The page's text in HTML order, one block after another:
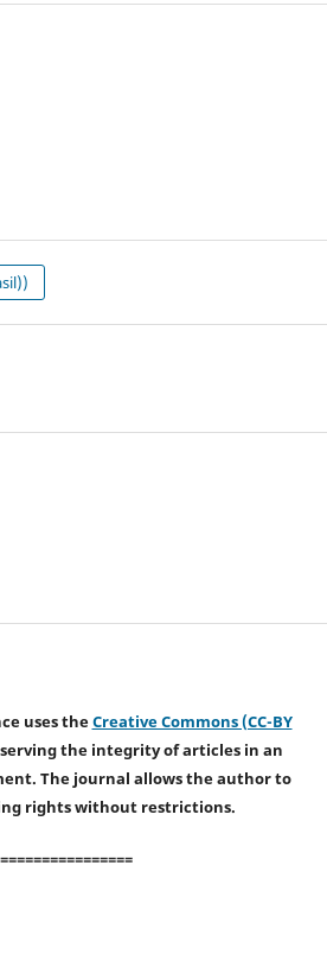
uses theCreative Commons (CC-BY
the integrity of articles in an
The journal allows the author to
rights without restrictions.